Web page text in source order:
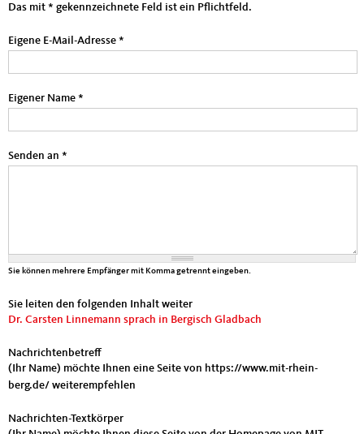
Das mit * gekennzeichnete Feld ist ein Pflichtfeld.
Eigene E-Mail-Adresse *
Eigener Name *
Senden an *
Sie können mehrere Empfänger mit Komma getrennt eingeben.
Sie leiten den folgenden Inhalt weiter
Dr. Carsten Linnemann sprach in Bergisch Gladbach
Nachrichtenbetreff
(Ihr Name) möchte Ihnen eine Seite von https://www.mit-rhein-
berg.de/ weiterempfehlen
Nachrichten-Textkörper